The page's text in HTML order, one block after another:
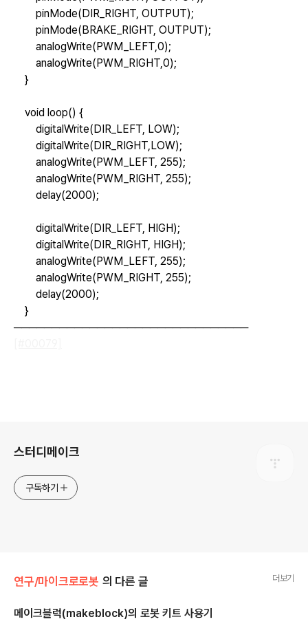
pinMode(DIR_RIGHT, OUTPUT);
pinMode(BRAKE_RIGHT, OUTPUT);
analogWrite(PWM_LEFT,0);
analogWrite(PWM_RIGHT,0);
}
void loop() {
digitalWrite(DIR_LEFT, LOW);
digitalWrite(DIR_RIGHT,LOW);
analogWrite(PWM_LEFT, 255);
analogWrite(PWM_RIGHT, 255);
delay(2000);
digitalWrite(DIR_LEFT, HIGH);
digitalWrite(DIR_RIGHT, HIGH);
analogWrite(PWM_LEFT, 255);
analogWrite(PWM_RIGHT, 255);
delay(2000);
}
───────────────────────────────
스터디메이크
구독하기
연구/마이크로로봇 의 다른 글 더보기
메이크블럭(makeblock)의 로봇 키트 사용기